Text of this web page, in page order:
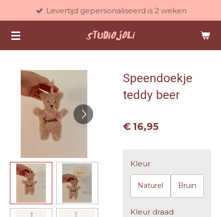
naar
de
Levertijd gepersonaliseerd is 2 weken
Speendoekje
teddy beer
€ 16,95
Kleur
Naturel Bruin
Kleur draad